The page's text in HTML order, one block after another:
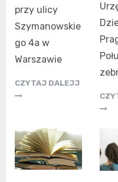
przy ulicy
Szymanowskie
go 4a w
Warszawie
CZYTAJ DALEJJ